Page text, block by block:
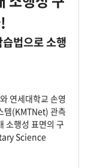
법으로 소행
연세대학교 손영
템(KMTNet) 관측
소행성 표면의 구
Science